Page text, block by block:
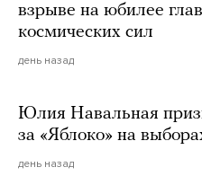
взрыве на юбилее
космических сил
день назад
Юлия Навальная
за «Яблоко» на
день назад